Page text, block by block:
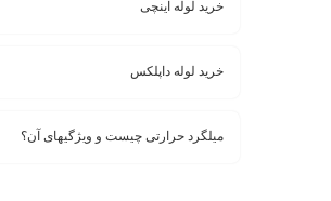
خرید لوله اینچی
خرید لوله داپلکس
میلگرد حرارتی چیست و ویژگیهای آن؟